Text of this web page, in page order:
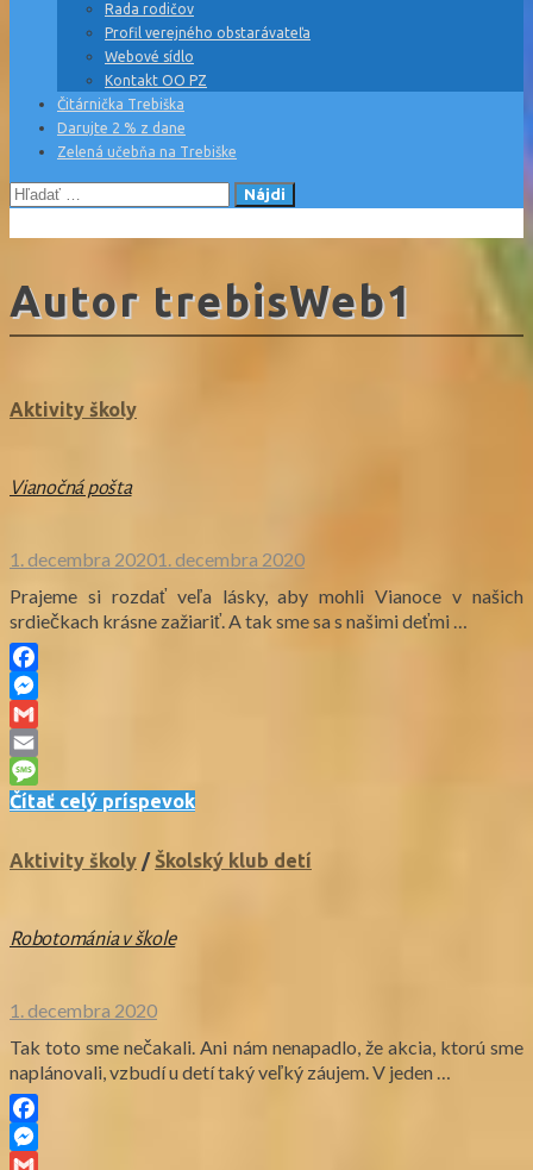
Rada rodičov
Profil verejného obstarávateľa
Webové sídlo
Kontakt OO PZ
Čitárnička Trebiška
Darujte 2 % z dane
Zelená učebňa na Trebiške
Hľadať:
Autor trebisWeb1
Aktivity školy
Vianočná pošta
1. decembra 20201. decembra 2020
Prajeme si rozdať veľa lásky, aby mohli Vianoce v našich
srdiečkach krásne zažiariť. A tak sme sa s našimi deťmi …
Facebook
Messenger
Gmail
Email
Message
Čítať celý príspevok
Aktivity školy / Školský klub detí
Robotománia v škole
1. decembra 2020
Tak toto sme nečakali. Ani nám nenapadlo, že akcia, ktorú sme
naplánovali, vzbudí u detí taký veľký záujem. V jeden …
Facebook
Messenger